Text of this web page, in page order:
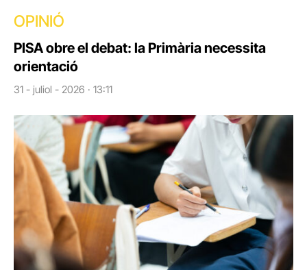
OPINIÓ
PISA obre el debat: la Primària necessita
orientació
31 - juliol - 2026 · 13:11